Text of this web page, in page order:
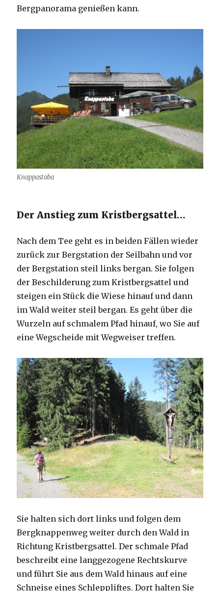
Bergpanorama genießen kann.
Knappastoba
Der Anstieg zum Kristbergsattel…
Nach dem Tee geht es in beiden Fällen wieder
zurück zur Bergstation der Seilbahn und vor
der Bergstation steil links bergan. Sie folgen
der Beschilderung zum Kristbergsattel und
steigen ein Stück die Wiese hinauf und dann
im Wald weiter steil bergan. Es geht über die
Wurzeln auf schmalem Pfad hinauf, wo Sie auf
eine Wegscheide mit Wegweiser treffen.
Sie halten sich dort links und folgen dem
Bergknappenweg weiter durch den Wald in
Richtung Kristbergsattel. Der schmale Pfad
beschreibt eine langgezogene Rechtskurve
und führt Sie aus dem Wald hinaus auf eine
Schneise eines Schleppliftes. Dort halten Sie